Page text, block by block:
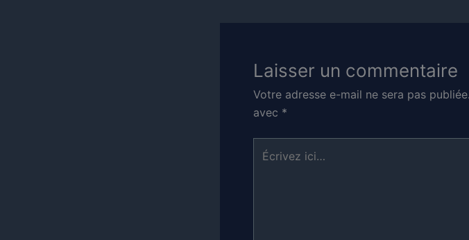
Laisser un commentaire
Votre adresse e-mail ne sera pas publiée.
avec *
Écrivez
ici…